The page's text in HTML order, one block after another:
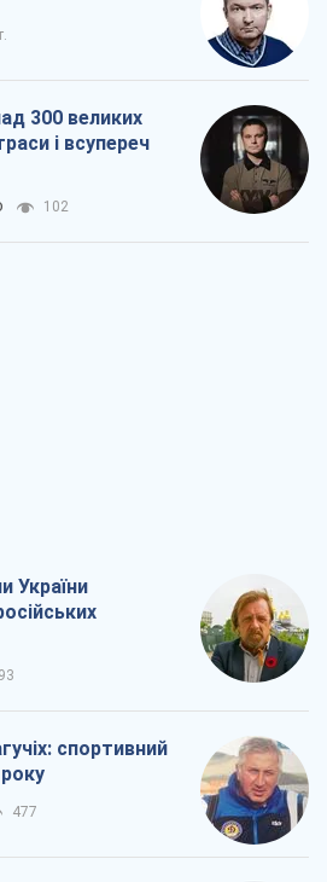
300 великих
і всупереч
102
України
спортивний
477